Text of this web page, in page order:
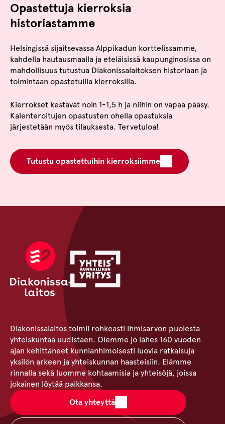
Opastettuja kierroksia
historiastamme
Helsingissä sijaitsevassa Alppikadun korttelissamme,
kahdella hautausmaalla ja eteläisissä kaupunginosissa on
mahdollisuus tutustua Diakonissalaitoksen historiaan ja
toimintaan opastetuilla kierroksilla.
Kierrokset kestävät noin 1-1,5 h ja niihin on vapaa pääsy.
Kalenteroitujen opastusten ohella opastuksia
järjestetään myös tilauksesta. Tervetuloa!
Tutustu opastettuihin kierroksiimme
Diakonissalaitos toimii rohkeasti ihmisarvon puolesta
yhteiskuntaa uudistaen. Olemme jo lähes 160 vuoden
ajan kehittäneet kunnianhimoisesti luovia ratkaisuja
yksilön arkeen ja yhteiskunnan haasteisiin. Elämme
rinnalla sekä luomme kohtaamisia ja yhteisöjä, joissa
jokainen löytää paikkansa.
Ota yhteyttä